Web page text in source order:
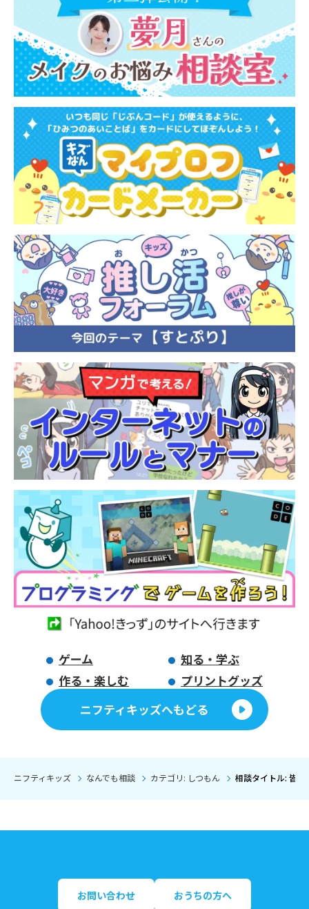
ゲーム
知る・学ぶ
作る・楽しむ
プリントグッズ
ニフティキッズへもどる
ニフティキッズ なんでも相談 カテゴリ: しつもん 相談タイトル: 皆
お問い合わせ おうちの方へ